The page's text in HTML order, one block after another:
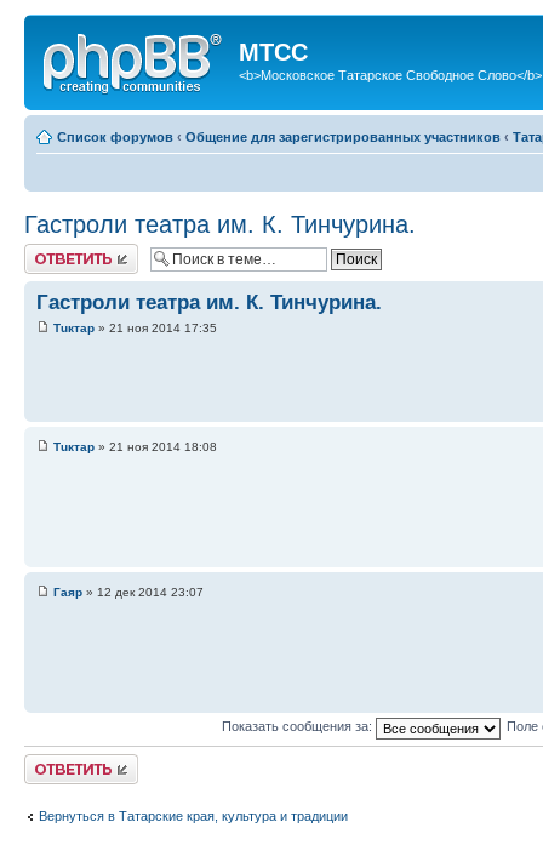
МТСС
<b>Московское Татарское Свободное Слово</b>
Список форумов ‹ Общение для зарегистрированных участников ‹
Гастроли театра им. К. Тинчурина.
Ответить
Гастроли театра им. К. Тинчурина.
Тuктар » 21 ноя 2014 17:35
Тuктар » 21 ноя 2014 18:08
Гаяр » 12 дек 2014 23:07
Показать сообщения за: Поле
Ответить
Вернуться в Татарские края, культура и традиции